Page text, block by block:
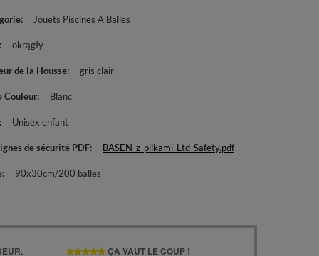
Jouets Piscines A Balles
okrągły
de la Housse gris clair
Couleur Blanc
Unisex enfant
de sécurité PDF BASEN_z_pilkami_Ltd_Safety.pdf
90x30cm/200 balles